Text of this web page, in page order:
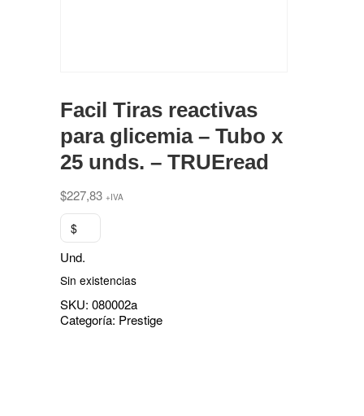
Facil Tiras reactivas
para glicemia – Tubo x
25 unds. – TRUEread
$227,83 +IVA
$
Und.
Sin existencias
SKU: 080002a
Categoría: Prestige